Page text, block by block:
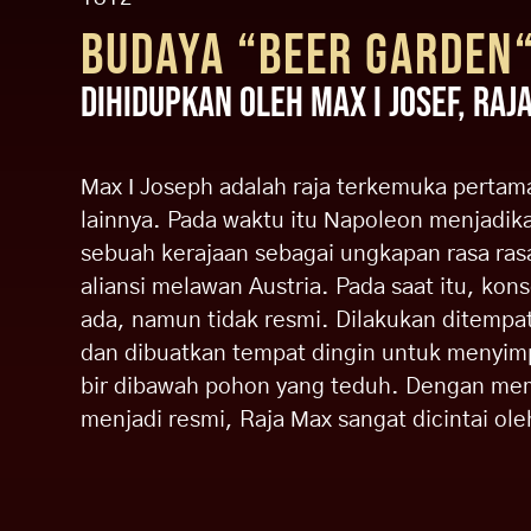
BUDAYA “BEER
DIHIDUPKAN OLEH MAX I JOSEF,
Max I Joseph adalah raja terkemuka
lainnya. Pada waktu itu Napoleon
sebuah kerajaan sebagai ungkapan rasa
aliansi melawan Austria. Pada saat itu,
ada, namun tidak resmi. Dilakukan
dan dibuatkan tempat dingin untuk
bir dibawah pohon yang teduh. Dengan
menjadi resmi, Raja Max sangat dicintai